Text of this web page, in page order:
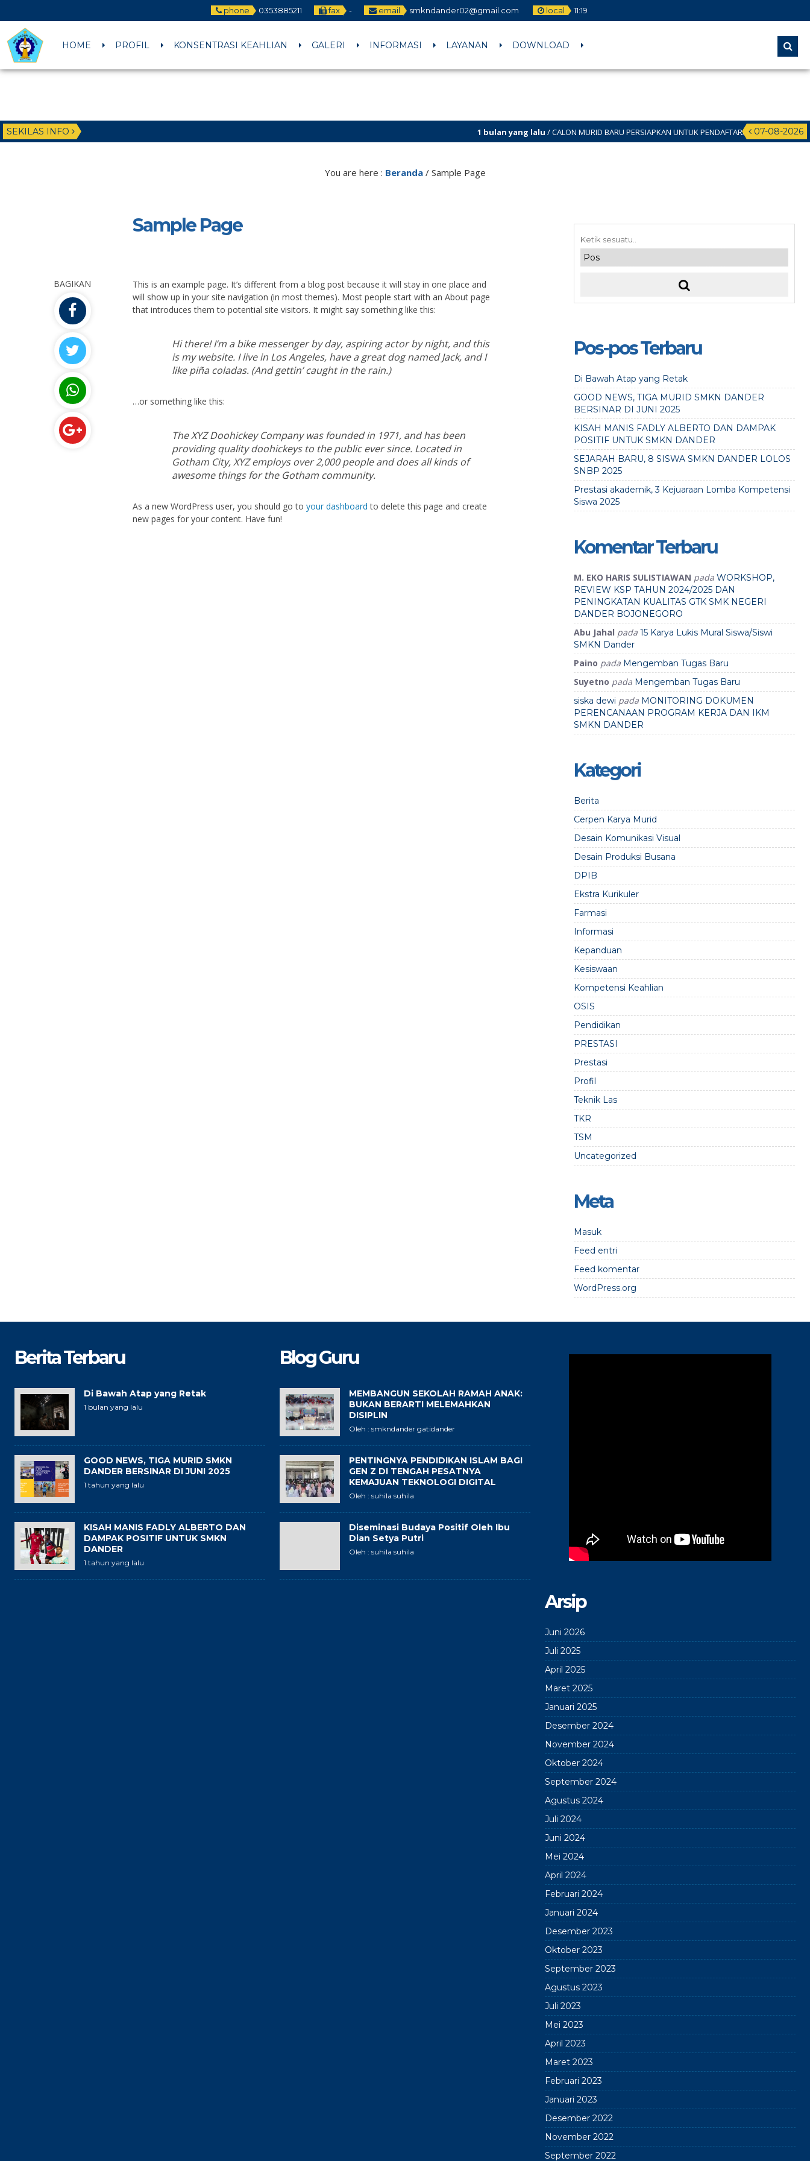
phone 0353885211 fax - email smkndander02@gmail.com local 11:19
HOME PROFIL KONSENTRASI KEAHLIAN GALERI INFORMASI LAYANAN DOWNLOAD
SEKILAS INFO 07-08-2026
1 bulan yang lalu/ CALON MURID BARU PERSIAPKAN UNTUK PENDAFTARAN SPMB JALUR DOMISILI 11
You are here : Beranda/ Sample Page
Sample Page
BAGIKAN
This is an example page. It’s different from a blog post because it will stay in one place and
will show up in your site navigation (in most themes). Most people start with an About page
that introduces them to potential site visitors. It might say something like this:
Hi there! I’m a bike messenger by day, aspiring actor by night, and this
is my website. I live in Los Angeles, have a great dog named Jack, and I
like piña coladas. (And gettin’ caught in the rain.)
…or something like this:
The XYZ Doohickey Company was founded in 1971, and has been
providing quality doohickeys to the public ever since. Located in
Gotham City, XYZ employs over 2,000 people and does all kinds of
awesome things for the Gotham community.
As a new WordPress user, you should go to your dashboard to delete this page and create
new pages for your content. Have fun!
Pos-pos Terbaru
Di Bawah Atap yang Retak
GOOD NEWS, TIGA MURID SMKN DANDER
BERSINAR DI JUNI 2025
KISAH MANIS FADLY ALBERTO DAN DAMPAK
POSITIF UNTUK SMKN DANDER
SEJARAH BARU, 8 SISWA SMKN DANDER LOLOS
SNBP 2025
Prestasi akademik, 3 Kejuaraan Lomba Kompetensi
Siswa 2025
Komentar Terbaru
M. EKO HARIS SULISTIAWAN pada WORKSHOP,
REVIEW KSP TAHUN 2024/2025 DAN
PENINGKATAN KUALITAS GTK SMK NEGERI
DANDER BOJONEGORO
Abu Jahal pada 15 Karya Lukis Mural Siswa/Siswi
SMKN Dander
Paino pada Mengemban Tugas Baru
Suyetno pada Mengemban Tugas Baru
siska dewi pada MONITORING DOKUMEN
PERENCANAAN PROGRAM KERJA DAN IKM
SMKN DANDER
Kategori
Berita
Cerpen Karya Murid
Desain Komunikasi Visual
Desain Produksi Busana
DPIB
Ekstra Kurikuler
Farmasi
Informasi
Kepanduan
Kesiswaan
Kompetensi Keahlian
OSIS
Pendidikan
PRESTASI
Prestasi
Profil
Teknik Las
TKR
TSM
Uncategorized
Meta
Masuk
Feed entri
Feed komentar
WordPress.org
Berita Terbaru
Di Bawah Atap yang Retak
1 bulan yang lalu
GOOD NEWS, TIGA MURID SMKN
DANDER BERSINAR DI JUNI 2025
1 tahun yang lalu
KISAH MANIS FADLY ALBERTO DAN
DAMPAK POSITIF UNTUK SMKN
DANDER
1 tahun yang lalu
Blog Guru
MEMBANGUN SEKOLAH RAMAH ANAK:
BUKAN BERARTI MELEMAHKAN
DISIPLIN
Oleh : smkndander gatidander
PENTINGNYA PENDIDIKAN ISLAM BAGI
GEN Z DI TENGAH PESATNYA
KEMAJUAN TEKNOLOGI DIGITAL
Oleh : suhila suhila
Diseminasi Budaya Positif Oleh Ibu
Dian Setya Putri
Oleh : suhila suhila
Arsip
Juni 2026
Juli 2025
April 2025
Maret 2025
Januari 2025
Desember 2024
November 2024
Oktober 2024
September 2024
Agustus 2024
Juli 2024
Juni 2024
Mei 2024
April 2024
Februari 2024
Januari 2024
Desember 2023
Oktober 2023
September 2023
Agustus 2023
Juli 2023
Mei 2023
April 2023
Maret 2023
Februari 2023
Januari 2023
Desember 2022
November 2022
September 2022